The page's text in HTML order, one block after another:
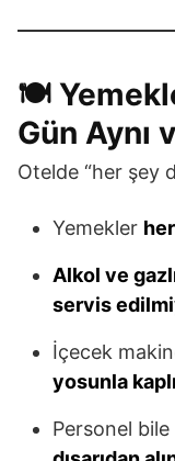
🍽️
Gün Aynı
Otelde “her şey
Yemekler
Alkol ve
servis
İçecek
yosunla kaplı
Personel